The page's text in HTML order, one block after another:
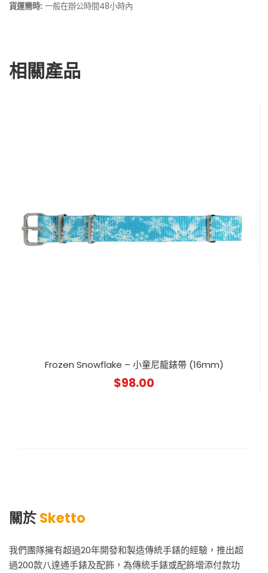
貨運需時: 一般在辦公時間48小時內
相關產品
Frozen Snowflake – 小童尼龍錶帶 (16mm)
$98.00
關於Sketto
我們團隊擁有超過20年開發和製造傳統手錶的經驗，推出超
過200款八達通手錶及配飾，為傳統手錶或配飾增添付款功